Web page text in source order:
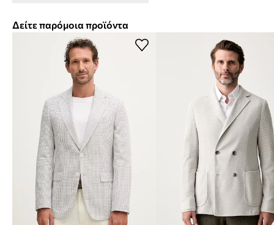
Δείτε παρόμοια προϊόντα